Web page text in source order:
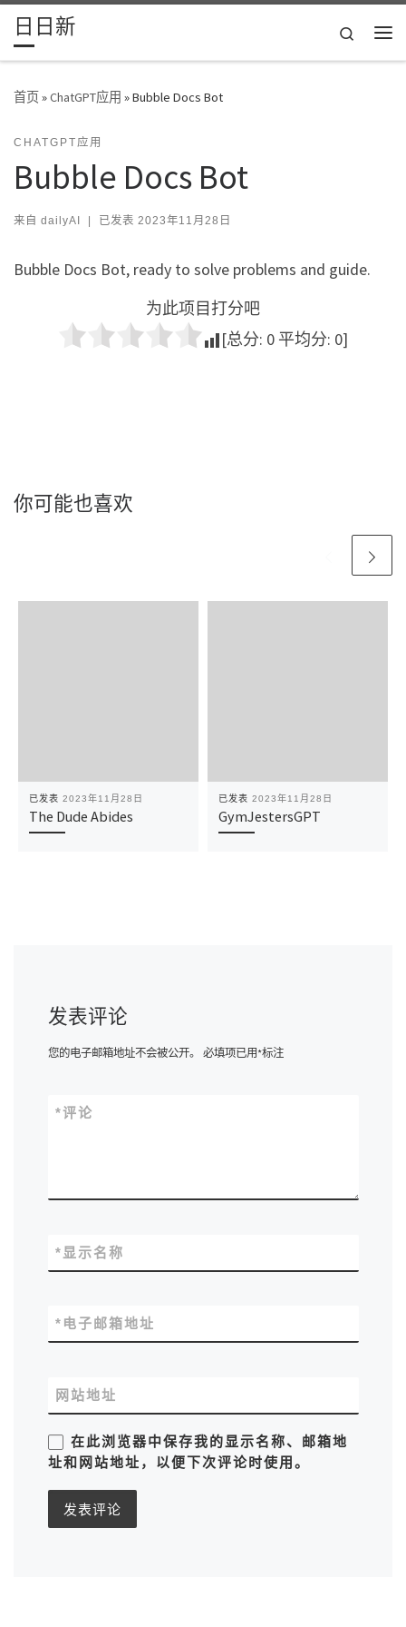
Skip to content
日日新
Search
首页»ChatGPT应用 »Bubble Docs Bot
CHATGPT应用
Bubble Docs Bot
来自 dailyAI | 已发表 2023年11月28日
Bubble Docs Bot, ready to solve problems and guide.
为此项目打分吧
[总分: 0 平均分: 0]
你可能也喜欢
已发表 2023年11月28日
The Dude Abides
已发表 2023年11月28日
GymJestersGPT
发表评论
您的电子邮箱地址不会被公开。 必填项已用*标注
评论
*
显示名称
*
电子邮箱地址
*
网站地址
在此浏览器中保存我的显示名称、邮箱地
址和网站地址，以便下次评论时使用。